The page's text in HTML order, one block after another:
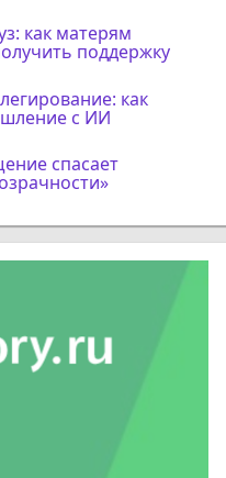
как матерям
поддержку
как
с ИИ
спасает